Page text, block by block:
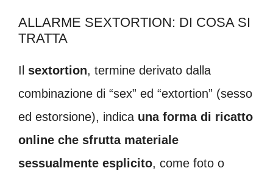
ALLARME SEXTORTION: DI COSA SI
TRATTA
Il sextortion, termine derivato dalla
combinazione di “sex” ed “extortion” (sesso
ed estorsione), indica una forma di ricatto
online che sfrutta materiale
sessualmente esplicito, come foto o